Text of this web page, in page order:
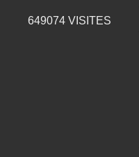
649074 VISITES